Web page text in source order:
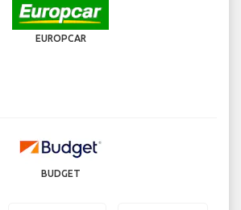
EUROPCAR
BUDGET